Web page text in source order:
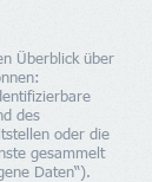
Überblick über
des
oder die
gesammelt
Daten“).